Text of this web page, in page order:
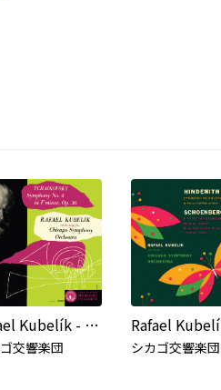
Rafael Kubelík - The Mercury Masters (Vol. 4 - Tchaikovsky: Symphony No. 4)
交響楽団 シカゴ交響楽団